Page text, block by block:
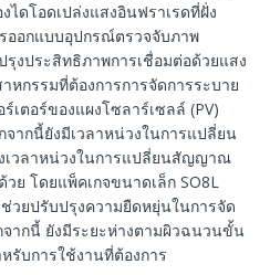
ไดโอดเปล่งแสงอินฟราเรดที่ฝั่ง
ออกแบบอุปกรณ์ตรวจจับภาพ
รุงประสิทธิภาพการเชื่อมต่อด้วยแสง
กรรมที่ต้องการการจัดการระบาย
เตอร์ของแผงโซลาร์เซลล์ (PV)
จากนี้ยังมีเวลาหน่วงในการแปลี่ยน
วลาหน่วงในการแปลี่ยนสัญญาณ
ย โดยแพ็คเกจขนาดเล็ก SO8L
วยปรับปรุงความยืดหยุ่นในการจัด
ากนี้ ยังมีระยะห่างตามผิวฉนวนขั้น
รับการใช้งานที่ต้องการ